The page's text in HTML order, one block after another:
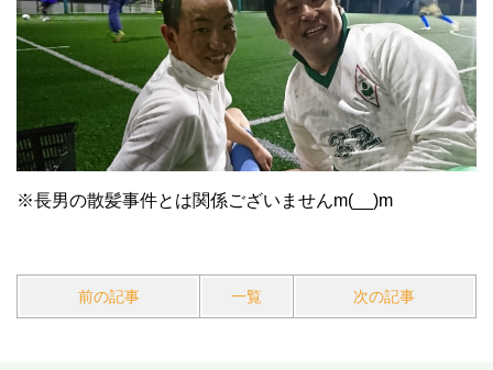
※長男の散髪事件とは関係ございませんm(__)m
前の記事 一覧 次の記事